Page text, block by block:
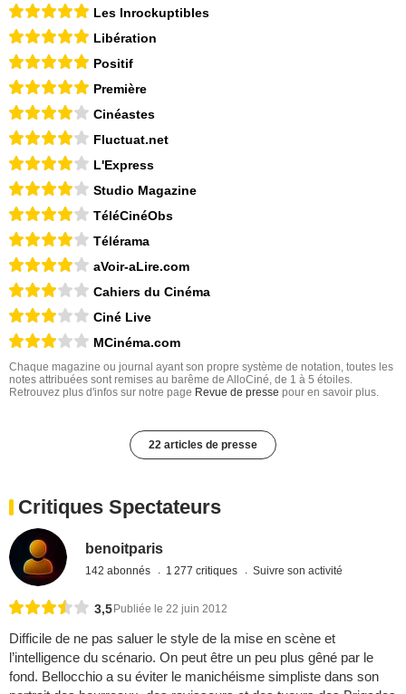
Les Inrockuptibles
Libération
Positif
Première
Cinéastes
Fluctuat.net
L'Express
Studio Magazine
TéléCinéObs
Télérama
aVoir-aLire.com
Cahiers du Cinéma
Ciné Live
MCinéma.com
Chaque magazine ou journal ayant son propre système de notation, toutes les
notes attribuées sont remises au barême de AlloCiné, de 1 à 5 étoiles.
Retrouvez plus d'infos sur notre page Revue de presse pour en savoir plus.
22 articles de presse
Critiques Spectateurs
benoitparis
142 abonnés 1 277 critiques Suivre son activité
3,5Publiée le 22 juin 2012
Difficile de ne pas saluer le style de la mise en scène et
l’intelligence du scénario. On peut être un peu plus gêné par le
fond. Bellocchio a su éviter le manichéisme simpliste dans son